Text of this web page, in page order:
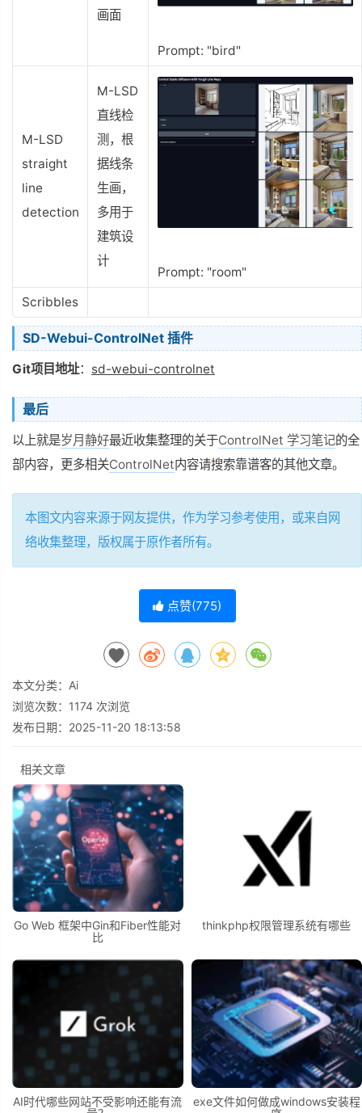
画面
Prompt: "bird"
M-LSD
straight
line
detection
M-LSD
直线检
测，根
据线条
生画，
多用于
建筑设
计
Prompt: "room"
Scribbles
SD-Webui-ControlNet 插件
Git项目地址： sd-webui-controlnet
最后
以上就是岁月静好最近收集整理的关于ControlNet 学习笔记的全
部内容，更多相关ControlNet内容请搜索靠谱客的其他文章。
本图文内容来源于网友提供，作为学习参考使用，或来自网
络收集整理，版权属于原作者所有。
点赞(775)
本文分类： Ai
浏览次数： 1174 次浏览
发布日期：2025-11-20 18:13:58
相关文章
Go Web 框架中Gin和Fiber性能对
比
thinkphp权限管理系统有哪些
AI时代哪些网站不受影响还能有流
exe文件如何做成windows安装程